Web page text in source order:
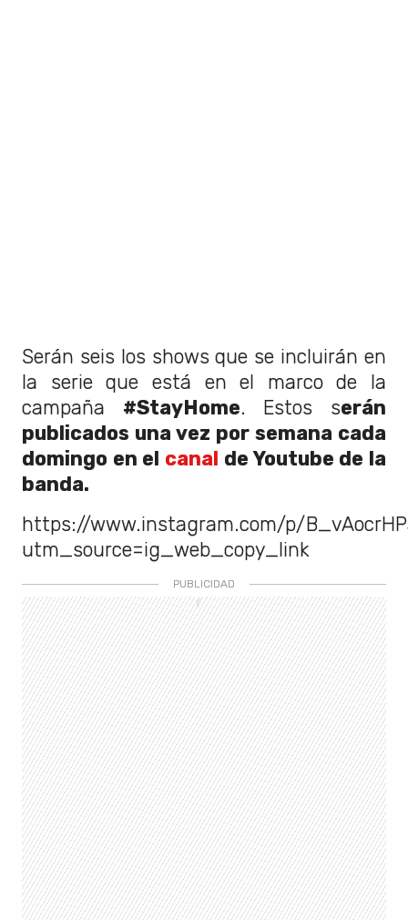
Serán seis los shows que se incluirán en
la serie que está en el marco de la
campaña #StayHome. Estos serán
publicados una vez por semana cada
domingo en el canal de Youtube de la
banda.
https://www.instagram.com/p/
utm_source=ig_web_copy_link